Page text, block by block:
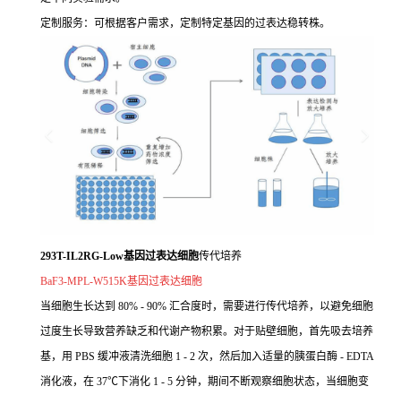
定制服务：可根据客户需求，定制特定基因的过表达稳转株。
293T-IL2RG-Low基因过表达细胞传代培养
BaF3-MPL-W515K基因过表达细胞
当细胞生长达到 80% - 90% 汇合度时，需要进行传代培养，以避免细胞
过度生长导致营养缺乏和代谢产物积累。对于贴壁细胞，首先吸去培养
基，用 PBS 缓冲液清洗细胞 1 - 2 次，然后加入适量的胰蛋白酶 - EDTA
消化液，在 37℃下消化 1 - 5 分钟，期间不断观察细胞状态，当细胞变